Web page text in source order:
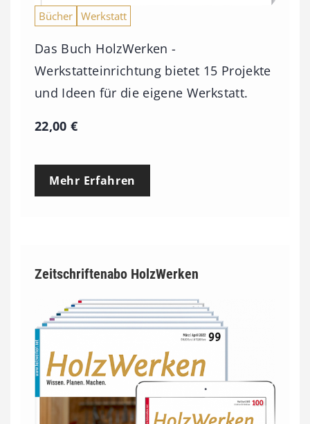
Bücher Werkstatt
Das Buch HolzWerken -
Werkstatteinrichtung bietet 15 Projekte
und Ideen für die eigene Werkstatt.
22,00€
Mehr Erfahren
Zeitschriftenabo HolzWerken